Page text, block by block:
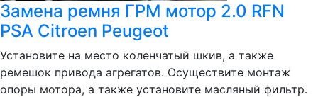
Замена ремня ГРМ мотор 2.0 RFN
PSA Citroen Peugeot
Установите на место коленчатый шкив, а также
ремешок привода агрегатов. Осуществите монтаж
опоры мотора, а также установите масляный фильтр.